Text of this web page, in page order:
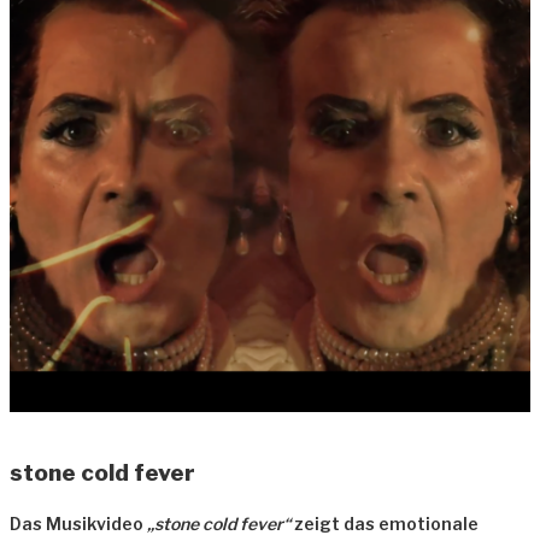
stone cold fever
Das Musikvideo „stone cold fever“zeigt das emotionale